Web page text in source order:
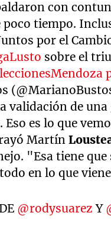
con
tiempo.
por el
sobre el
validación de una
Eso es lo que
Martín
"Esa tiene
en lo que
@rodysuarez Y